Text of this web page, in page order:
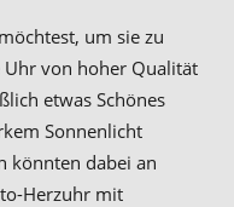
um sie zu
Uhr von hoher Qualität
etwas Schönes
Sonnenlicht
könnten dabei an
Herzuhr mit